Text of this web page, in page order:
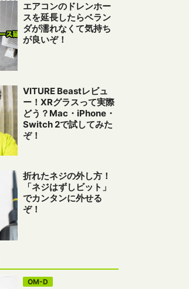
エアコンのドレンホー
スを延長したらベラン
ダが濡れなくて気持ち
が良いぞ！
VITURE Beastレビュ
ー！XRグラスって実際
どう？Mac・iPhone・
Switch 2で試してみた
ぞ！
折れたネジの外し方！
「ネジはずしビット」
でカンタンに外せる
ぞ！
OM-D